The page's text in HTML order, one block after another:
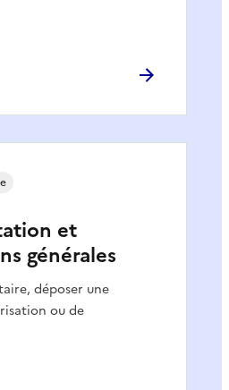
et
générales
déposer une
ou de